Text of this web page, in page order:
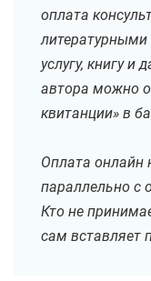
оплата
услугу, книгу и
автора можно
квитанции» в
Оплата онлайн
параллельно с
Кто не
сам вставляет